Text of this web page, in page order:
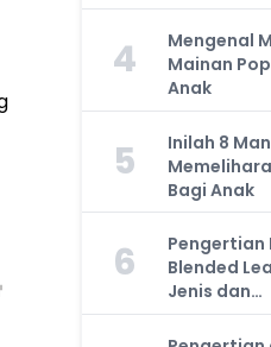
4
Mengenal
Mainan
Anak
5
Inilah 8
Bagi Anak
6
Pengertian
Blended
Jenis dan
Harus Tahu!